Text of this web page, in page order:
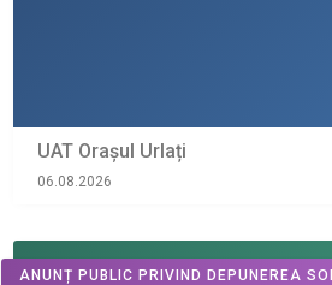
UAT Orașul Urlați
06.08.2026
ANUNȚ PUBLIC PRIVIND DEPUNEREA